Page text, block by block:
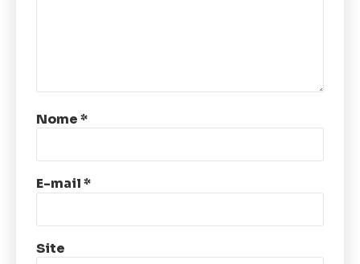
Nome*
E-mail*
Site